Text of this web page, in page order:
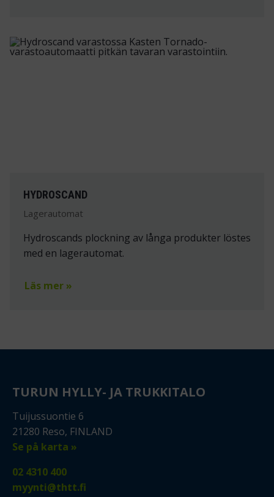
HYDROSCAND
Lagerautomat
Hydroscands plockning av långa produkter löstes
med en lagerautomat.
Läs mer »
TURUN HYLLY- JA TRUKKITALO
Tuijussuontie 6
21280 Reso, FINLAND
Se på karta »
02 4310 400
myynti@thtt.fi